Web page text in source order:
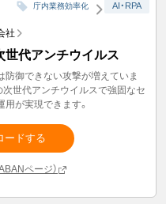
庁内業務効率化 AI・RPA
社
世代アンチウイルス
防御できない攻撃が増えていま
世代アンチウイルスで強固なセ
が実現できます。
ードする
ページ）